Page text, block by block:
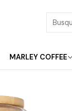
MARLEY COFFEE